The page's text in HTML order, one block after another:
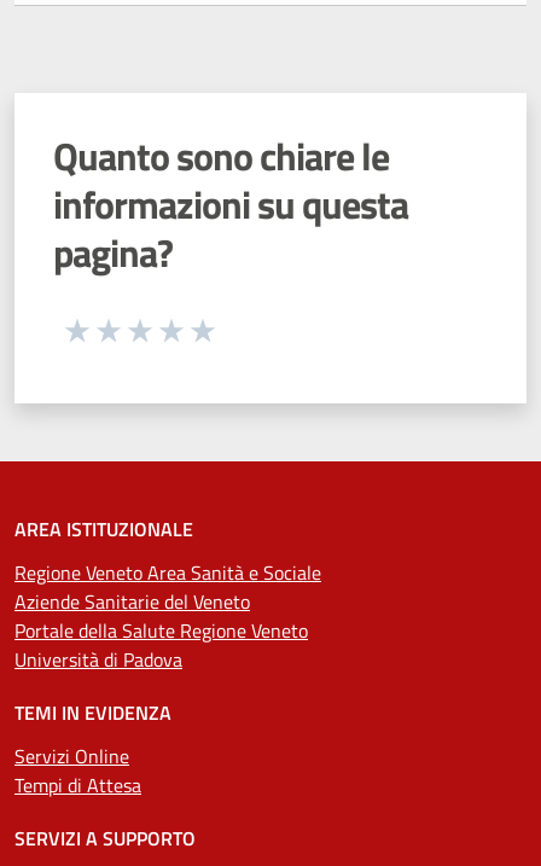
Quanto sono chiare le
informazioni su questa
pagina?
Seleziona una valutazione da 1 a 5 stelle
AREA ISTITUZIONALE
Regione Veneto Area Sanità e Sociale
Aziende Sanitarie del Veneto
Portale della Salute Regione Veneto
Università di Padova
TEMI IN EVIDENZA
Servizi Online
Tempi di Attesa
SERVIZI A SUPPORTO